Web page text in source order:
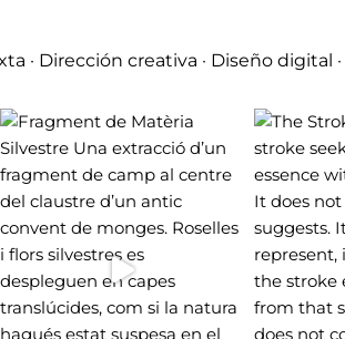
· Dirección creativa · Diseño digital